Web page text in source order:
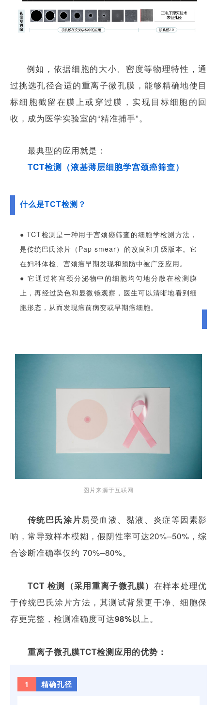
例如，依据细胞的大小、密度等物理特性，通
过挑选孔径合适的重离子微孔膜，能够精确地使目
标细胞截留在膜上或穿过膜，实现目标细胞的回
收，成为医学实验室的“精准捕手”。
最典型的应用就是：
TCT检测（液基薄层细胞学宫颈癌筛查）
什么是TCT检测？
● TCT检测是一种用于宫颈癌筛查的细胞学检测方法，
是传统巴氏涂片（Pap smear）的改良和升级版本。它
在妇科体检、宫颈癌早期发现和预防中被广泛应用。
● 它通过将宫颈分泌物中的细胞均匀地分散在检测膜
上，再经过染色和显微镜观察，医生可以清晰地看到细
胞形态，从而发现癌前病变或早期癌细胞。
图片来源于互联网
传统巴氏涂片易受血液、黏液、炎症等因素影
响，常导致样本模糊，假阴性率可达20%–50%，综
合诊断准确率仅约 70%–80%。
TCT 检测（采用重离子微孔膜） 在样本处理优
于传统巴氏涂片方法，其测试背景更干净、细胞保
存更完整，检测准确度可达98%以上。
重离子微孔膜TCT检测应用的优势：
1 精确孔径